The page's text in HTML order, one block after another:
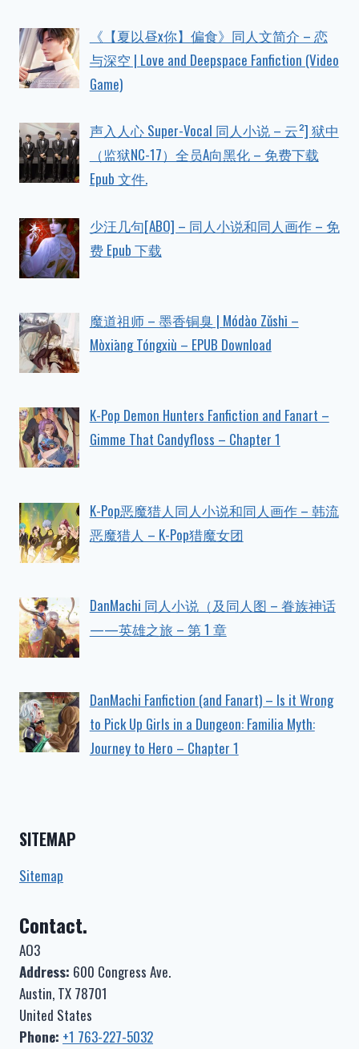
《【夏以昼x你】偏食》同人文简介 – 恋
与深空 | Love and Deepspace Fanfiction (Video
Game)
声入人心 Super-Vocal 同人小说 – 云²] 狱中
（监狱NC-17）全员A向黑化 – 免费下载
Epub 文件.
少汪几句[ABO] – 同人小说和同人画作 – 免
费 Epub 下载
魔道祖师 – 墨香铜臭 | Módào Zǔshī –
Mòxiāng Tóngxiù – EPUB Download
K-Pop Demon Hunters Fanfiction and Fanart –
Gimme That Candyfloss – Chapter 1
K-Pop恶魔猎人同人小说和同人画作 – 韩流
恶魔猎人 – K-Pop猎魔女团
DanMachi 同人小说（及同人图 – 眷族神话
——英雄之旅 – 第 1 章
DanMachi Fanfiction (and Fanart) – Is it Wrong
to Pick Up Girls in a Dungeon: Familia Myth:
Journey to Hero – Chapter 1
SITEMAP
Sitemap
Contact.
AO3
Address: 600 Congress Ave.
Austin, TX 78701
United States
Phone: +1 763-227-5032